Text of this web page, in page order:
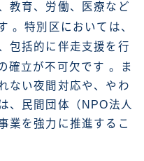
教育、労働、医療など
。特別区においては、
包括的に伴走支援を行
確立が不可欠です 。ま
ない夜間対応や、やわ
、民間団体（NPO法人
業を強力に推進するこ